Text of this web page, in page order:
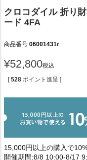
クロコダイル 折り
ード 4FA
商品番号 06001431r
¥52,800税込
[ 528 ポイント進呈 ]
15,000円以上の購入で
開催期間:8/8 10:00-8/17